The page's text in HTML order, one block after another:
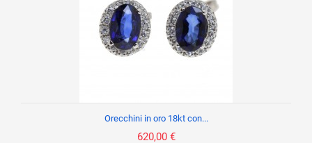
Orecchini in oro 18kt con...
620,00 €